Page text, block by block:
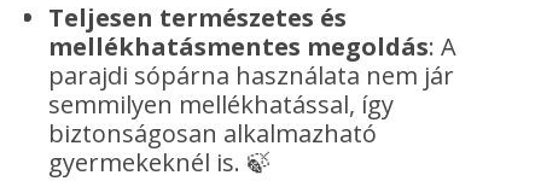
Teljesen természetes és
mellékhatásmentes megoldás: A
parajdi sópárna használata nem jár
semmilyen mellékhatással, így
biztonságosan alkalmazható
gyermekeknél is. 🍃